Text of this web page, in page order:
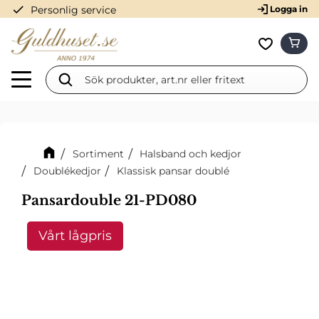
Meny
check Personlig service Logga in
Sortiment
Halsband och kedjor
Doublékedjor
Klassisk pansar doublé
Pansardouble 21-PD080